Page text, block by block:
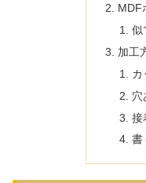
MDF
似
加工
カ
穴
接
書